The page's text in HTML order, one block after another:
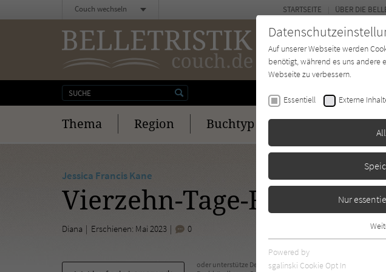
Thema Region Buchtyp Autor*in
STARTSEITE ÜBER DIE
Couch wechseln
Jessica Francis Kane
Vierzehn-Tage-
Diana Erschienen: Mai 2023 0
oder unterstütze Deinen
Auf unserer Webseite werden
benötigt, während es uns andere
Webseite zu verbessern.
Essentiell Externe
Nur
Essentielle Cookies werden für
benötigt. Dadurch ist
Powered by
sgalinski Cookie Opt In